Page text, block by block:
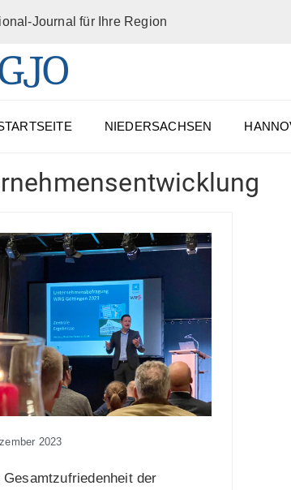
Journal für Ihre Region
NIEDERSACHSEN
2023
Gesamtzufriedenheit der